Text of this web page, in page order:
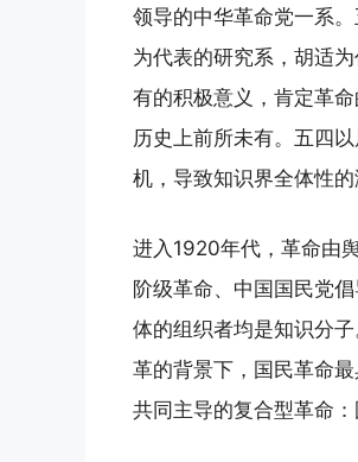
领导的中华革命党一系
为代表的研究系，胡适
有的积极意义，肯定革
历史上前所未有。五四
机，导致知识界全体性的
进入1920年代，革命由
阶级革命、中国国民党
体的组织者均是知识分
革的背景下，国民革命
共同主导的复合型革命